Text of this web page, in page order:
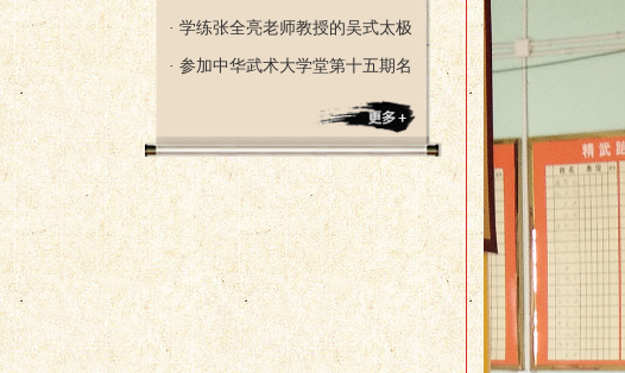
· 学练张全亮老师教授的吴式太极
· 参加中华武术大学堂第十五期名